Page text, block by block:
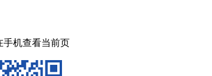
手机查看当前页